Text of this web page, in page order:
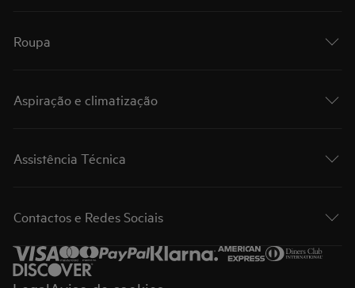
Roupa
Aspiração e climatização
Assistência Técnica
Contactos e Redes Sociais